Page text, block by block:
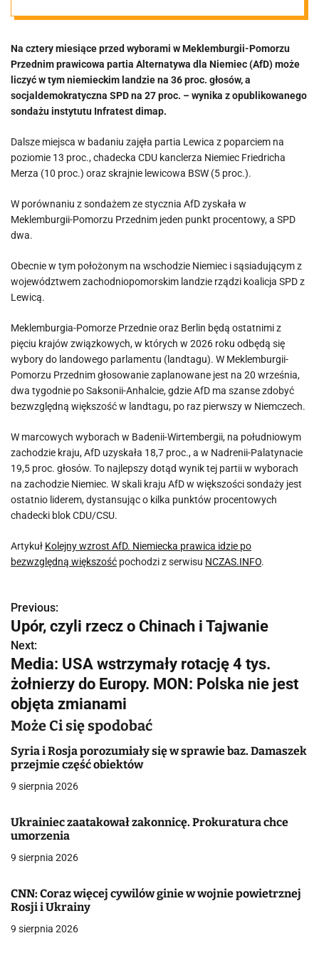
większość
Na cztery miesiące przed wyborami w Meklemburgii-Pomorzu
Przednim prawicowa partia Alternatywa dla Niemiec (AfD) może
liczyć w tym niemieckim landzie na 36 proc. głosów, a
socjaldemokratyczna SPD na 27 proc. – wynika z opublikowanego
sondażu instytutu Infratest dimap.
Dalsze miejsca w badaniu zajęła partia Lewica z poparciem na
poziomie 13 proc., chadecka CDU kanclerza Niemiec Friedricha
Merza (10 proc.) oraz skrajnie lewicowa BSW (5 proc.).
W porównaniu z sondażem ze stycznia AfD zyskała w
Meklemburgii-Pomorzu Przednim jeden punkt procentowy, a SPD
dwa.
Obecnie w tym położonym na wschodzie Niemiec i sąsiadującym z
województwem zachodniopomorskim landzie rządzi koalicja SPD z
Lewicą.
Meklemburgia-Pomorze Przednie oraz Berlin będą ostatnimi z
pięciu krajów związkowych, w których w 2026 roku odbędą się
wybory do landowego parlamentu (landtagu). W Meklemburgii-
Pomorzu Przednim głosowanie zaplanowane jest na 20 września,
dwa tygodnie po Saksonii-Anhalcie, gdzie AfD ma szanse zdobyć
bezwzględną większość w landtagu, po raz pierwszy w Niemczech.
W marcowych wyborach w Badenii-Wirtembergii, na południowym
zachodzie kraju, AfD uzyskała 18,7 proc., a w Nadrenii-Palatynacie
19,5 proc. głosów. To najlepszy dotąd wynik tej partii w wyborach
na zachodzie Niemiec. W skali kraju AfD w większości sondaży jest
ostatnio liderem, dystansując o kilka punktów procentowych
chadecki blok CDU/CSU.
Artykuł Kolejny wzrost AfD. Niemiecka prawica idzie po
bezwzględną większość pochodzi z serwisu NCZAS.INFO.
N
a
w
i
g
a
c
a
w
i
s
Previous:
Upór, czyli rzecz o Chinach i Tajwanie
Next:
Media: USA wstrzymały rotację 4 tys.
żołnierzy do Europy. MON: Polska nie jest
objęta zmianami
Może Ci się spodobać
Syria i Rosja porozumiały się w sprawie baz. Damaszek
przejmie część obiektów
9 sierpnia 2026
Ukrainiec zaatakował zakonnicę. Prokuratura chce
umorzenia
9 sierpnia 2026
CNN: Coraz więcej cywilów ginie w wojnie powietrznej
Rosji i Ukrainy
9 sierpnia 2026